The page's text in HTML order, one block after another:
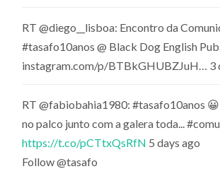
RT @diego__lisboa: Encontro da
#tasafo10anos @ Black Dog English Pub
instagram.com/p/BTBkGHUBZJuH… 3
RT @fabiobahia1980: #tasafo10anos 😀
no palco junto com a galera toda...
https://t.co/pCTtxQsRfN 5 days ago
Follow @tasafo